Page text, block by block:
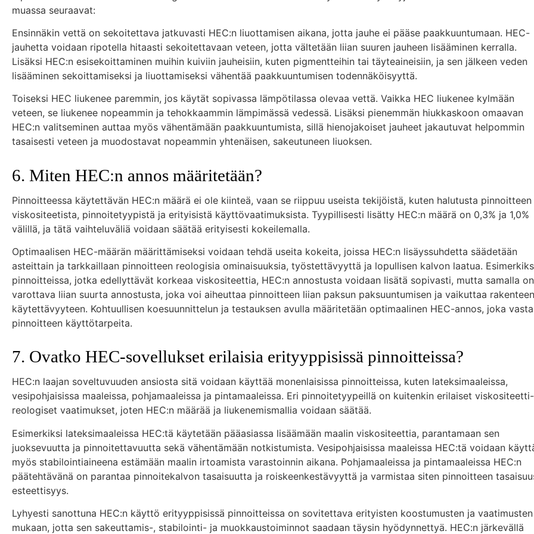
muassa seuraavat:
Ensinnäkin vettä on sekoitettava jatkuvasti HEC:n liuottamisen aikana, jotta jauhe ei pääse paakkuuntumaan. HEC-
jauhetta voidaan ripotella hitaasti sekoitettavaan veteen, jotta vältetään liian suuren jauheen lisääminen kerralla.
Lisäksi HEC:n esisekoittaminen muihin kuiviin jauheisiin, kuten pigmentteihin tai täyteaineisiin, ja sen jälkeen veden
lisääminen sekoittamiseksi ja liuottamiseksi vähentää paakkuuntumisen todennäköisyyttä.
Toiseksi HEC liukenee paremmin, jos käytät sopivassa lämpötilassa olevaa vettä. Vaikka HEC liukenee kylmään
veteen, se liukenee nopeammin ja tehokkaammin lämpimässä vedessä. Lisäksi pienemmän hiukkaskoon omaavan
HEC:n valitseminen auttaa myös vähentämään paakkuuntumista, sillä hienojakoiset jauheet jakautuvat helpommin
tasaisesti veteen ja muodostavat nopeammin yhtenäisen, sakeutuneen liuoksen.
6. Miten HEC:n annos määritetään?
Pinnoitteessa käytettävän HEC:n määrä ei ole kiinteä, vaan se riippuu useista tekijöistä, kuten halutusta pinnoitteen
viskositeetista, pinnoitetyypistä ja erityisistä käyttövaatimuksista. Tyypillisesti lisätty HEC:n määrä on 0,3% ja 1,0%
välillä, ja tätä vaihteluväliä voidaan säätää erityisesti kokeilemalla.
Optimaalisen HEC-määrän määrittämiseksi voidaan tehdä useita kokeita, joissa HEC:n lisäyssuhdetta säädetään
asteittain ja tarkkaillaan pinnoitteen reologisia ominaisuuksia, työstettävyyttä ja lopullisen kalvon laatua.
pinnoitteissa, jotka edellyttävät korkeaa viskositeettia, HEC:n annostusta voidaan lisätä sopivasti, mutta samalla on
varottava liian suurta annostusta, joka voi aiheuttaa pinnoitteen liian paksun paksuuntumisen ja vaikuttaa rakenteen
käytettävyyteen. Kohtuullisen koesuunnittelun ja testauksen avulla määritetään optimaalinen HEC-annos, joka
pinnoitteen käyttötarpeita.
7. Ovatko HEC-sovellukset erilaisia erityyppisissä pinnoitteissa?
HEC:n laajan soveltuvuuden ansiosta sitä voidaan käyttää monenlaisissa pinnoitteissa, kuten lateksimaaleissa,
vesipohjaisissa maaleissa, pohjamaaleissa ja pintamaaleissa. Eri pinnoitetyypeillä on kuitenkin erilaiset
reologiset vaatimukset, joten HEC:n määrää ja liukenemismallia voidaan säätää.
Esimerkiksi lateksimaaleissa HEC:tä käytetään pääasiassa lisäämään maalin viskositeettia, parantamaan sen
juoksevuutta ja pinnoitettavuutta sekä vähentämään notkistumista. Vesipohjaisissa maaleissa HEC:tä voidaan
myös stabilointiaineena estämään maalin irtoamista varastoinnin aikana. Pohjamaaleissa ja pintamaaleissa HEC:n
päätehtävänä on parantaa pinnoitekalvon tasaisuutta ja roiskeenkestävyyttä ja varmistaa siten pinnoitteen
esteettisyys.
Lyhyesti sanottuna HEC:n käyttö erityyppisissä pinnoitteissa on sovitettava erityisten koostumusten ja vaatimusten
mukaan, jotta sen sakeuttamis-, stabilointi- ja muokkaustoiminnot saadaan täysin hyödynnettyä. HEC:n järkevällä